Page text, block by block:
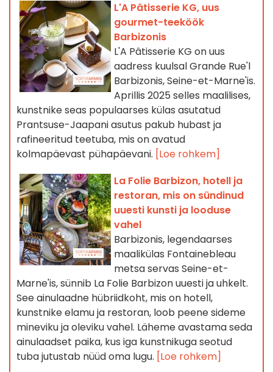
L'A Pâtisserie KG, uus
gourmet-teeköök
Barbizonis
L'A Pâtisserie KG on uus
aadress kuulsal Grande Rue'l
Barbizonis, Seine-et-Marne'is.
Aprillis 2025 selles maalilises,
kunstnike seas populaarses külas asutatud
Prantsuse-Jaapani asutus pakub hubast ja
rafineeritud teetuba, mis on avatud
kolmapäevast pühapäevani. [Loe rohkem]
La Folie Barbizon, hotell ja
restoran, mis on sündinud
uuesti kunsti ja looduse
vahel
Barbizonis, legendaarses
maalikülas Fontainebleau
metsa servas Seine-et-
Marne'is, sünnib La Folie Barbizon uuesti ja uhkelt.
See ainulaadne hübriidkoht, mis on hotell,
kunstnike elamu ja restoran, loob peene sideme
mineviku ja oleviku vahel. Läheme avastama seda
ainulaadset paika, kus iga kunstnikuga seotud
tuba jutustab nüüd oma lugu. [Loe rohkem]